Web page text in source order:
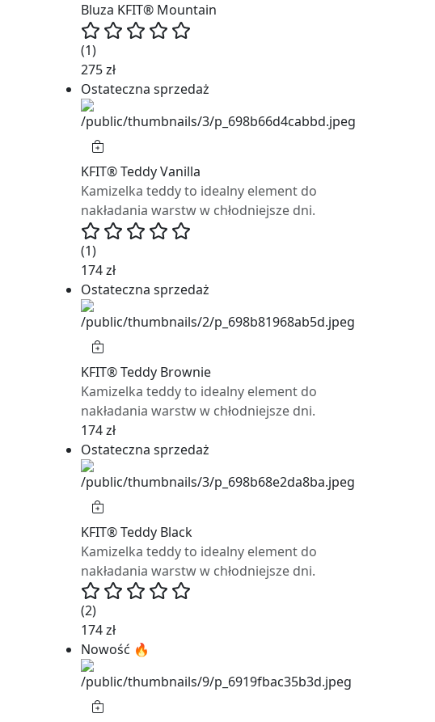
Bluza KFIT® Mountain
(1)
275 zł
Ostateczna sprzedaż
KFIT® Teddy Vanilla
Kamizelka teddy to idealny element do
nakładania warstw w chłodniejsze dni.
(1)
174 zł
Ostateczna sprzedaż
KFIT® Teddy Brownie
Kamizelka teddy to idealny element do
nakładania warstw w chłodniejsze dni.
174 zł
Ostateczna sprzedaż
KFIT® Teddy Black
Kamizelka teddy to idealny element do
nakładania warstw w chłodniejsze dni.
(2)
174 zł
Nowość 🔥